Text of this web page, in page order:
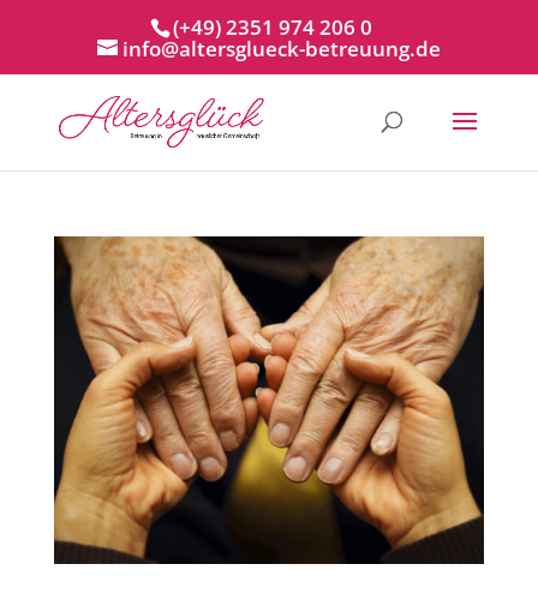
(+49) 2351 974 206 0
info@altersglueck-betreuung.de